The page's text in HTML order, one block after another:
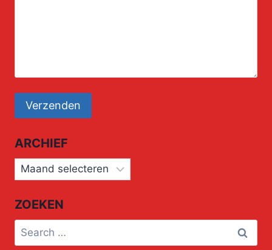
ARCHIEF
Archief
ZOEKEN
Search
for: